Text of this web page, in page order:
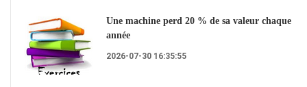
Une machine perd 20 % de sa valeur chaque
année
2026-07-30 16:35:55